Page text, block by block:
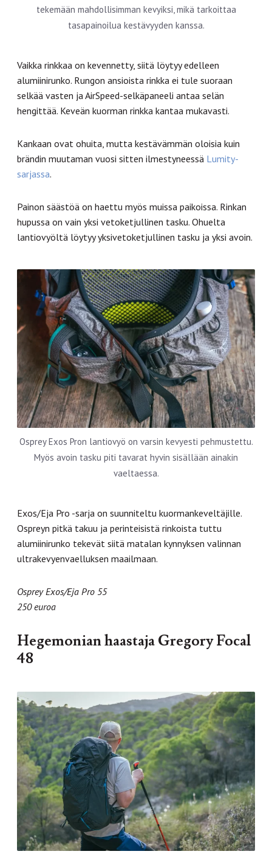
tekemään mahdollisimman kevyiksi, mikä tarkoittaa
tasapainoilua kestävyyden kanssa.
Vaikka rinkkaa on kevennetty, siitä löytyy edelleen
alumiinirunko. Rungon ansioista rinkka ei tule suoraan
selkää vasten ja AirSpeed-selkäpaneeli antaa selän
hengittää. Keveän kuorman rinkka kantaa mukavasti.
Kankaan ovat ohuita, mutta kestävämmän oloisia kuin
brändin muutaman vuosi sitten ilmestyneessä Lumity-
sarjassa.
Painon säästöä on haettu myös muissa paikoissa. Rinkan
hupussa on vain yksi vetoketjullinen tasku. Ohuelta
lantiovyöltä löytyy yksivetoketjullinen tasku ja yksi avoin.
Osprey Exos Pron lantiovyö on varsin kevyesti pehmustettu.
Myös avoin tasku piti tavarat hyvin sisällään ainakin
vaeltaessa.
Exos/Eja Pro -sarja on suunniteltu kuormankeveltäjille.
Ospreyn pitkä takuu ja perinteisistä rinkoista tuttu
alumiinirunko tekevät siitä matalan kynnyksen valinnan
ultrakevyenvaelluksen maailmaan.
Osprey Exos/Eja Pro 55
250 euroa
Hegemonian haastaja Gregory Focal
48